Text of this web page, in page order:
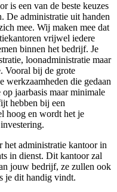
is een van de beste keuzes
De administratie uit handen
mee. Wij maken mee dat
vrijwel iedere
binnen het bedrijf. Je
loonadministratie maar
Vooral bij de grote
werkzaamheden die gedaan
jaarbasis maar minimale
hebben bij een
hoog en wordt het je
administratie kantoor in
in dienst. Dit kantoor zal
jouw bedrijf, ze zullen ook
je dit handig vindt.